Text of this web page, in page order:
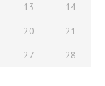
13
14
20
21
27
28